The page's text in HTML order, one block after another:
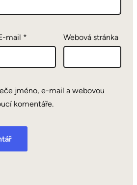
mail * Webová stránka
jméno, e-mail a webovou
komentáře.